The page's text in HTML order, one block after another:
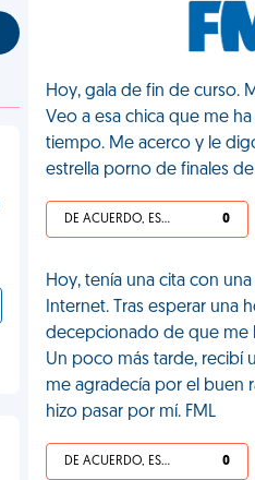
Hoy, gala de fin de curso.
Veo a esa chica que me
tiempo. Me acerco y le
estrella porno de finales de
DE ACUERDO, ES UNA VIDA HP 0
Hoy, tenía una cita con
Internet. Tras esperar una
decepcionado de que me
Un poco más tarde, recibí
me agradecía por el buen
hizo pasar por mí. FML
DE ACUERDO, ES UNA VIDA HP 0